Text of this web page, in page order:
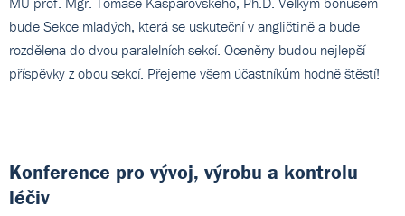
bude Sekce mladých, která se uskuteční v angličtině a bude
rozdělena do dvou paralelních sekcí. Oceněny budou nejlepší
příspěvky z obou sekcí. Přejeme všem účastníkům hodně štěstí!
Konference pro vývoj, výrobu a kontrolu
léčiv